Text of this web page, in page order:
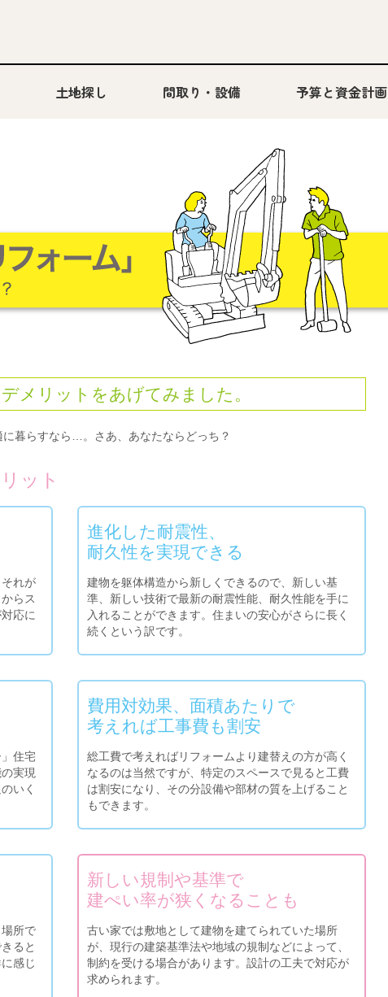
土地探し 間取り・設備 予算と資金計画
メリットをあげてみました。
暮らすなら…。さあ、あなたならどっち？
ット
れが
らス
応に
進化した耐震性、
耐久性を実現できる
建物を躯体構造から新しくできるので、新しい基
準、新しい技術で最新の耐震性能、耐久性能を手に
入れることができます。住まいの安心がさらに長く
続くという訳です。
住宅
実現
いく
費用対効果、面積あたりで
考えれば工事費も割安
総工費で考えればリフォームより建替えの方が高く
なるのは当然ですが、特定のスペースで見ると工費
は割安になり、その分設備や部材の質を上げること
もできます。
所で
ると
感じ
新しい規制や基準で
建ぺい率が狭くなることも
古い家では敷地として建物を建てられていた場所
が、現行の建築基準法や地域の規制などによって、
制約を受ける場合があります。設計の工夫で対応が
求められます。